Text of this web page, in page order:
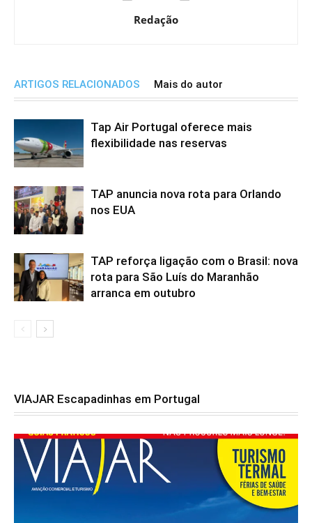
Redação
ARTIGOS RELACIONADOS Mais do autor
Tap Air Portugal oferece mais
flexibilidade nas reservas
TAP anuncia nova rota para Orlando
nos EUA
TAP reforça ligação com o Brasil: nova
rota para São Luís do Maranhão
arranca em outubro
VIAJAR Escapadinhas em Portugal